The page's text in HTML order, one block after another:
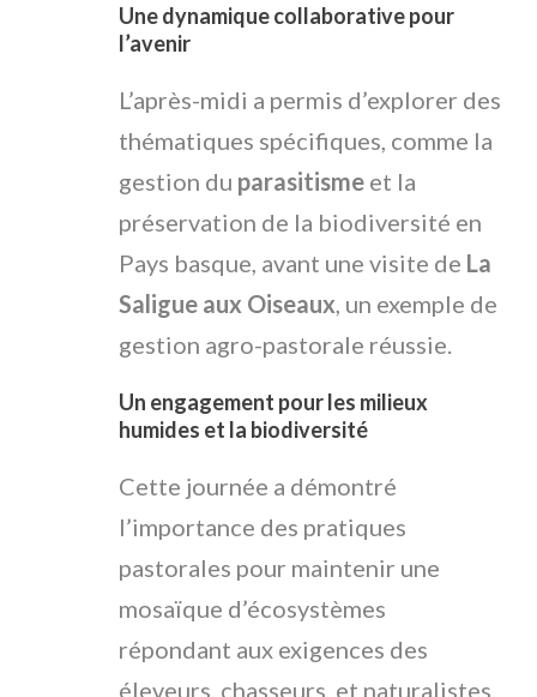
Une dynamique collaborative pour
l’avenir
L’après-midi a permis d’explorer des
thématiques spécifiques, comme la
gestion du parasitisme et la
préservation de la biodiversité en
Pays basque, avant une visite de La
Saligue aux Oiseaux , un exemple de
gestion agro-pastorale réussie.
Un engagement pour les milieux
humides et la biodiversité
Cette journée a démontré
l’importance des pratiques
pastorales pour maintenir une
mosaïque d’écosystèmes
répondant aux exigences des
éleveurs, chasseurs, et naturalistes.